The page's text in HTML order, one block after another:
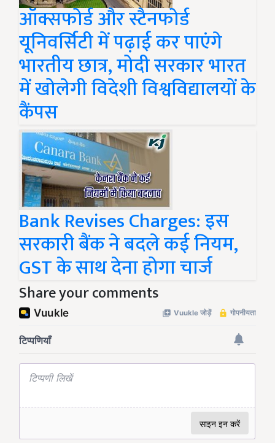
ऑक्सफोर्ड और स्टैनफोर्ड
यूनिवर्सिटी में पढ़ाई कर पाएंगे
भारतीय छात्र, मोदी सरकार भारत
में खोलेगी विदेशी विश्वविद्यालयों के
कैंपस
Bank Revises Charges: इस
सरकारी बैंक ने बदले कई नियम,
GST के साथ देना होगा चार्ज
Share your comments